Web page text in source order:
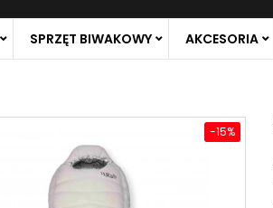
SPRZĘT BIWAKOWY AKCESORIA
-15%